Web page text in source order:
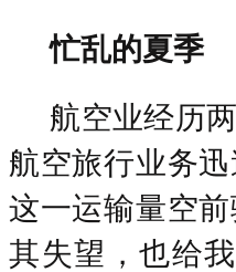
忙乱的夏季
航空业经历
航空旅行业务
这一运输量空
其失望，也给